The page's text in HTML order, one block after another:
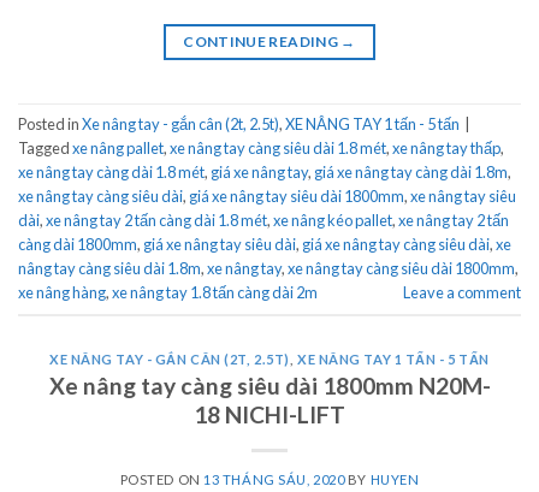
CONTINUE READING →
Posted inXe nâng tay - gắn cân (2t, 2.5t),XE NÂNG TAY 1 tấn - 5 tấn
Taggedxe nâng pallet,xe nâng tay càng siêu dài 1.8 mét,xe nâng tay thấp,
xe nâng tay càng dài 1.8 mét, giá xe nâng tay, giá xe nâng tay càng dài 1.8m,
xe nâng tay càng siêu dài, giá xe nâng tay siêu dài 1800mm,xe nâng tay siêu
dài,xe nâng tay 2 tấn càng dài 1.8 mét,xe nâng kéo pallet,xe nâng tay 2 tấn
càng dài 1800mm, giá xe nâng tay siêu dài, giá xe nâng tay càng siêu dài,xe
nâng tay càng siêu dài 1.8m,xe nâng tay,xe nâng tay càng siêu dài 1800mm,
xe nâng hàng,xe nâng tay 1.8 tấn càng dài 2m Leave a comment
XE NÂNG TAY - GẮN CÂN (2T, 2.5T) ,XE NÂNG TAY 1 TẤN - 5 TẤN
Xe nâng tay càng siêu dài 1800mm N20M-
18 NICHI-LIFT
POSTED ON 13 THÁNG SÁU, 2020BY HUYEN